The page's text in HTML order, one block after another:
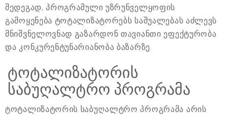
შედეგად, პროგრამული უზრუნველყოფის
გამოყენება ტოტალიზატორებს საშუალებას აძლევს
მნიშვნელოვნად გაზარდონ თავიანთი ეფექტურობა
და კონკურენტუნარიანობა ბაზარზე.
ტოტალიზატორის
საბუღალტრო პროგრამა
ტოტალიზატორის საბუღალტრო პროგრამა არის